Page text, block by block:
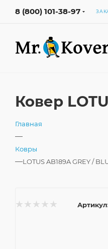
8 (800) 101-38-97
Ковер
Главная
—
Ковры
—LOTUS AB189A GREY /